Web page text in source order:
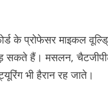
के प्रोफेसर माइकल
सकते हैं। मसलन,
भी हैरान रह जाते।